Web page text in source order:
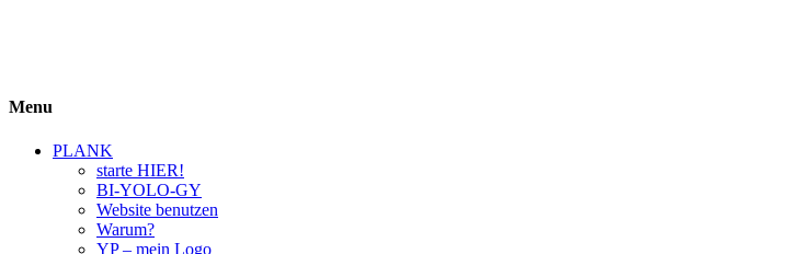
Menu
PLANK
starte HIER!
BI-YOLO-GY
Website benutzen
Warum?
YP – mein Logo